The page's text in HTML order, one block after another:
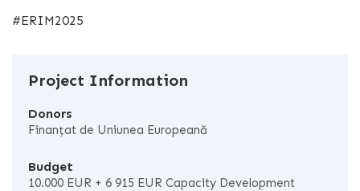
#ERIM2025
Project Information
Donors
Finanțat de Uniunea Europeană
Budget
10.000 EUR + 6 915 EUR Capacity Development